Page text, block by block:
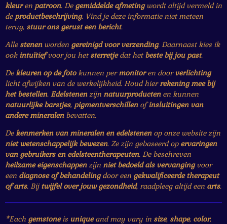
kleuren patroon. De gemiddelde afmetingwordt altijd vermeld in
de productbeschrijving. Vind je deze informatie niet meteen
terug, stuur ons gerust een bericht.
Alle stenenworden gereinigd voor verzending. Daarnaast kies ik
ook intuïtiefvoor jou het sterretjedat het beste bij jou past.
De kleuren op de fotokunnen permonitoren doorverlichting
licht afwijken van de werkelijkheid. Houd hierrekening mee bij
het bestellen. Edelstenenzijn natuurproductenen kunnen
natuurlijke barstjes, pigmentverschillenofinsluitingen van
andere mineralenbevatten.
De kenmerken van mineralen en edelstenenop onze website zijn
niet wetenschappelijk bewezen. Ze zijn gebaseerd op ervaringen
van gebruikers en edelsteentherapeuten. De beschreven
heilzame eigenschappenzijn niet bedoeld als vervangingvoor
een diagnose of behandelingdoor een gekwalificeerde therapeut
of arts. Bijtwijfel over jouw gezondheid, raadpleeg altijd een arts.
*Each gemstoneis uniqueand may vary in size, shape, color,